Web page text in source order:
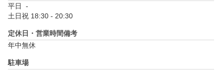
平日  -
土日祝 18:30 - 20:30
定休日・営業時間備考
年中無休
駐車場